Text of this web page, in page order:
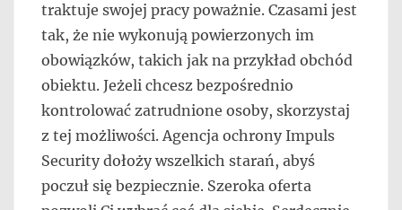
traktuje swojej pracy poważnie. Czasami jest
tak, że nie wykonują powierzonych im
obowiązków, takich jak na przykład obchód
obiektu. Jeżeli chcesz bezpośrednio
kontrolować zatrudnione osoby, skorzystaj
z tej możliwości. Agencja ochrony Impuls
Security dołoży wszelkich starań, abyś
poczuł się bezpiecznie. Szeroka oferta